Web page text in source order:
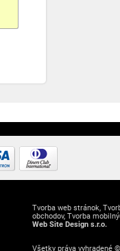
Tvorba web stránok,
obchodov, Tvorba
Web Site Design s.r.o.
Všetky práva vyhradené